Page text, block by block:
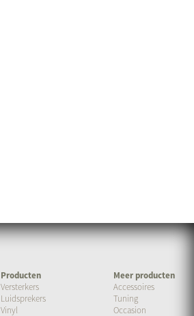
Producten
Versterkers
Luidsprekers
Vinyl
Meer producten
Accessoires
Tuning
Occasion